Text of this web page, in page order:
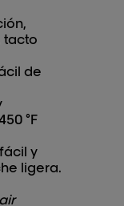
tacto
de
°F
y
ligera.